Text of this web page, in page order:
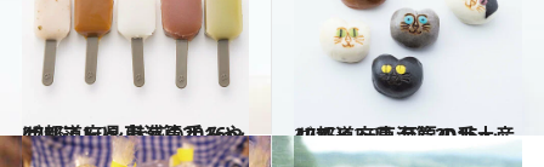
2016.11.28
47都道府県 魅惑の手みやげリスト ～東海篇2016～
グルメ 2015.12.2
47都道府県 至福の手土産リスト ～東海篇2015～
グルメ